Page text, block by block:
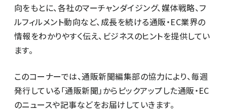
向をもとに、各社のマーチャンダイジング、媒体戦略、フ
ルフィルメント動向など、成長を続ける通販・EC業界の
情報をわかりやすく伝え、ビジネスのヒントを提供してい
ます。
このコーナーでは、通販新聞編集部の協力により、毎週
発行している「通販新聞」からピックアップした通販・EC
のニュースや記事などをお届けしていきます。